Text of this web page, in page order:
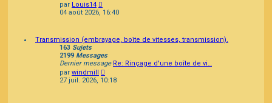
par Louis14
le
04 août 2026, 16:40
Transmission (embrayage, boîte de vitesses, transmission).
163 Sujets
2199 Messages
Dernier message Re: Rinçage d'une boîte de vi…
par windmill
le
27 juil. 2026, 10:18